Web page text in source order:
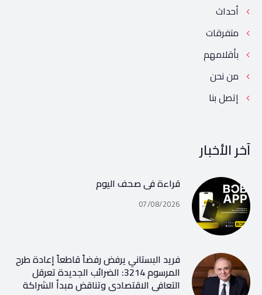
أحداث
متفرقات
بأقلامهم
من نحن
إتصل بنا
آخر الأخبار
قراءة في صحف اليوم
07/08/2026
فريد البستاني يرفض رفضاً قاطعاً إعادة طرح
المرسوم 3214: الضرائب الجديدة تعرقل
التعافي الاقتصادي وتناقض مبدأ الشراكة